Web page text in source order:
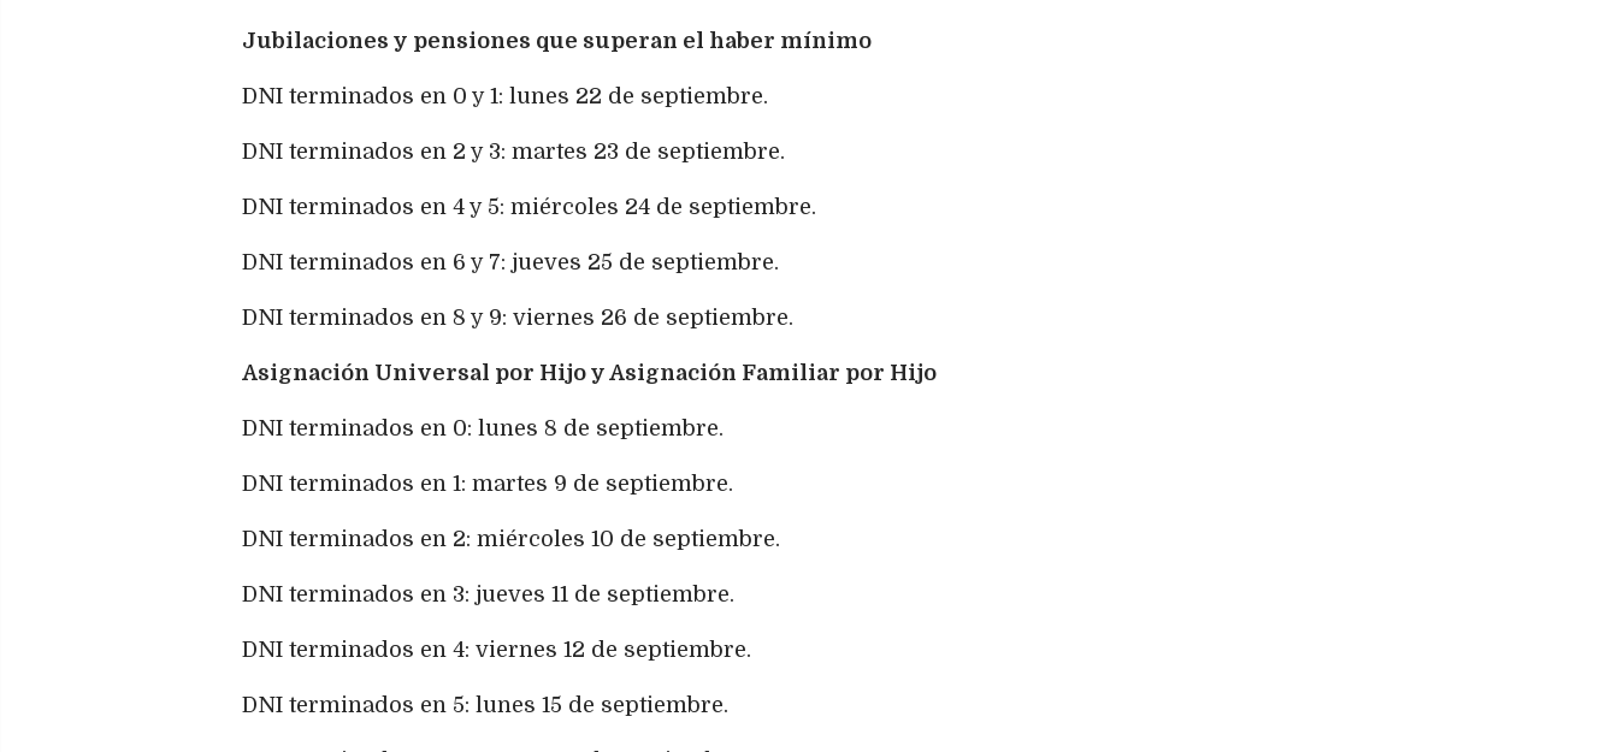
Jubilaciones y pensiones que superan el haber mínimo
DNI terminados en 0 y 1: lunes 22 de septiembre.
DNI terminados en 2 y 3: martes 23 de septiembre.
DNI terminados en 4 y 5: miércoles 24 de septiembre.
DNI terminados en 6 y 7: jueves 25 de septiembre.
DNI terminados en 8 y 9: viernes 26 de septiembre.
Asignación Universal por Hijo y Asignación Familiar por Hijo
DNI terminados en 0: lunes 8 de septiembre.
DNI terminados en 1: martes 9 de septiembre.
DNI terminados en 2: miércoles 10 de septiembre.
DNI terminados en 3: jueves 11 de septiembre.
DNI terminados en 4: viernes 12 de septiembre.
DNI terminados en 5: lunes 15 de septiembre.